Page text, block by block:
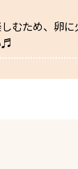
むため、卵
♬